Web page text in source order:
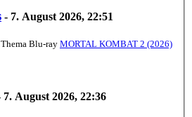
- 7. August 2026, 22:51
Blu-ray MORTAL KOMBAT 2 (2026)
7. August 2026, 22:36